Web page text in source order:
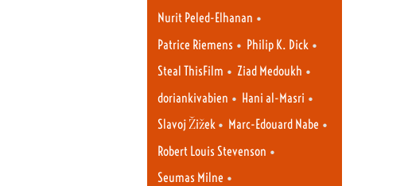
Nurit Peled-Elhanan •
Patrice Riemens • Philip K. Dick •
Steal ThisFilm • Ziad Medoukh •
doriankivabien • Hani al-Masri •
Slavoj Žižek • Marc-Edouard Nabe •
Robert Louis Stevenson •
Seumas Milne •